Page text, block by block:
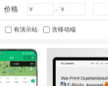
价格 -
有演示站 含移动端